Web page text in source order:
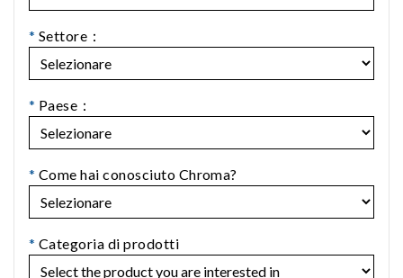
* Settore：
* Paese：
* Come hai conosciuto Chroma?
* Categoria di prodotti